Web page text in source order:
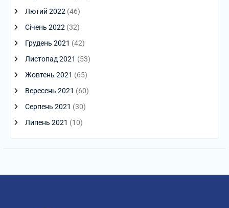
Лютий 2022 (46)
Січень 2022 (32)
Грудень 2021 (42)
Листопад 2021 (53)
Жовтень 2021 (65)
Вересень 2021 (60)
Серпень 2021 (30)
Липень 2021 (10)